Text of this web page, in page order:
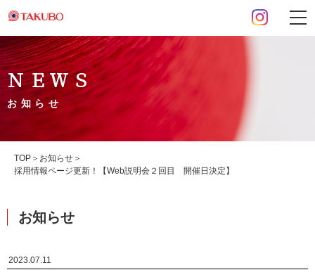
ＮＥＷＳ
お知らせ
TOP
お知らせ
採用情報ページ更新！【Web説明会２回目 開催日決定】
お知らせ
2023.07.11